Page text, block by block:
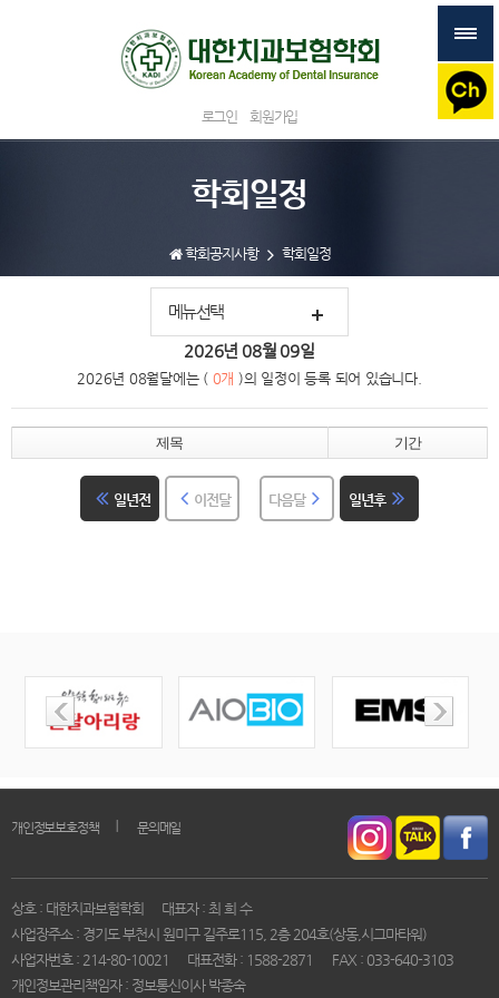
로그인 회원가입
학회일정
학회공지사항 학회일정
메뉴선택
2026년 08월 09일
2026년 08월달에는 ( 0개 )의 일정이 등록 되어 있습니다.
제목 기간
일년전 이전달 다음달 일년후
개인정보보호정책 문의메일
상호 : 대한치과보험학회
대표자 : 최 희 수
사업장주소 : 경기도 부천시 원미구 길주로115, 2층 204호(상동,시그마타워)
사업자번호 : 214-80-10021
대표전화 : 1588-2871
FAX : 033-640-3103
개인정보관리책임자 : 정보통신이사 박종숙